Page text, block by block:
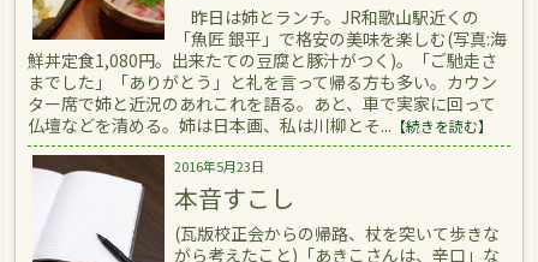
昨日は姉とランチ。JR和歌山駅近くの
「魚匠 銀平」で格安の美味を楽しむ(写真:海
鮮丼定食1,080円。出来たての豆腐と豚汁がつく)。「ご馳走さ
までした」「ありがとう」と礼を言って帰る方も多い。カウン
ター席で姉と近況のあれこれを語る。あと、車で実家に回って
仏壇などを清める。姉は日本画、私は川柳とそ... 【続きを読む】
2016年5月23日
本音すこし
(瓦版校正会からの帰路、杖を突いて歩きな
がら考えたこと)「あきこさんは、辛口」な